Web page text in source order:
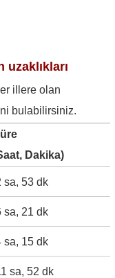
illere olan
bulabilirsiniz.
Dakika)
sa, 53 dk
sa, 21 dk
sa, 15 dk
sa, 52 dk